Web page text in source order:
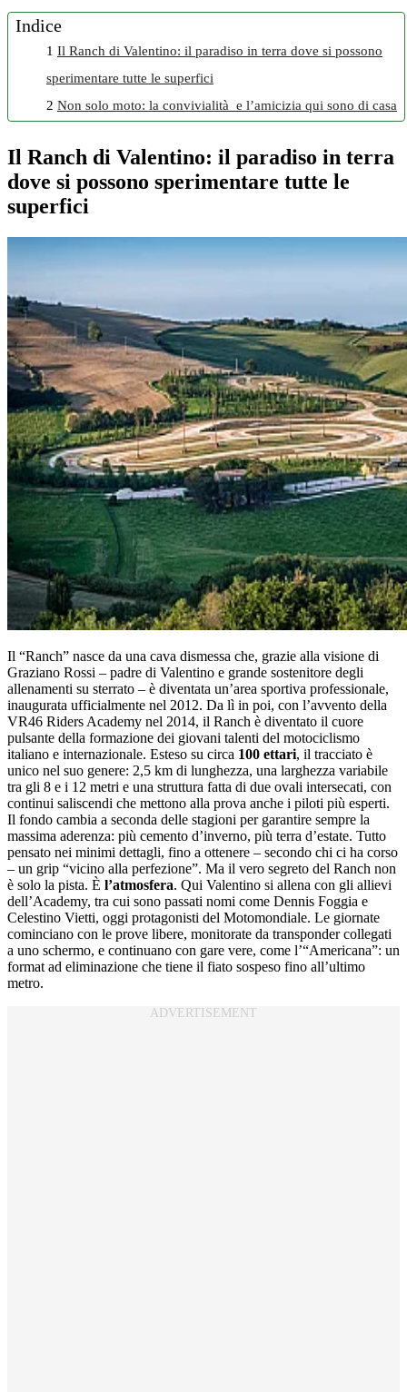
Indice
1 Il Ranch di Valentino: il paradiso in terra dove si possono
sperimentare tutte le superfici
2 Non solo moto: la convivialità e l’amicizia qui sono di casa
Il Ranch di Valentino: il paradiso in terra
dove si possono sperimentare tutte le
superfici
Il “Ranch” nasce da una cava dismessa che, grazie alla visione di
Graziano Rossi – padre di Valentino e grande sostenitore degli
allenamenti su sterrato – è diventata un’area sportiva professionale,
inaugurata ufficialmente nel 2012. Da lì in poi, con l’avvento della
VR46 Riders Academy nel 2014, il Ranch è diventato il cuore
pulsante della formazione dei giovani talenti del motociclismo
italiano e internazionale. Esteso su circa 100 ettari, il tracciato è
unico nel suo genere: 2,5 km di lunghezza, una larghezza variabile
tra gli 8 e i 12 metri e una struttura fatta di due ovali intersecati, con
continui saliscendi che mettono alla prova anche i piloti più esperti.
Il fondo cambia a seconda delle stagioni per garantire sempre la
massima aderenza: più cemento d’inverno, più terra d’estate. Tutto
pensato nei minimi dettagli, fino a ottenere – secondo chi ci ha corso
– un grip “vicino alla perfezione”. Ma il vero segreto del Ranch non
è solo la pista. È l’atmosfera. Qui Valentino si allena con gli allievi
dell’Academy, tra cui sono passati nomi come Dennis Foggia e
Celestino Vietti, oggi protagonisti del Motomondiale. Le giornate
cominciano con le prove libere, monitorate da transponder collegati
a uno schermo, e continuano con gare vere, come l’“Americana”: un
format ad eliminazione che tiene il fiato sospeso fino all’ultimo
metro.